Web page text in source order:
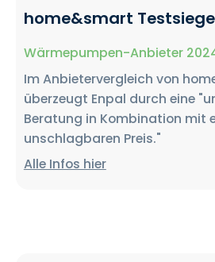
home&smart
Wärmepumpen-Anbieter
Im Anbietervergleich von
überzeugt Enpal durch eine
Beratung in Kombination mit
unschlagbaren Preis."
Alle Infos hier